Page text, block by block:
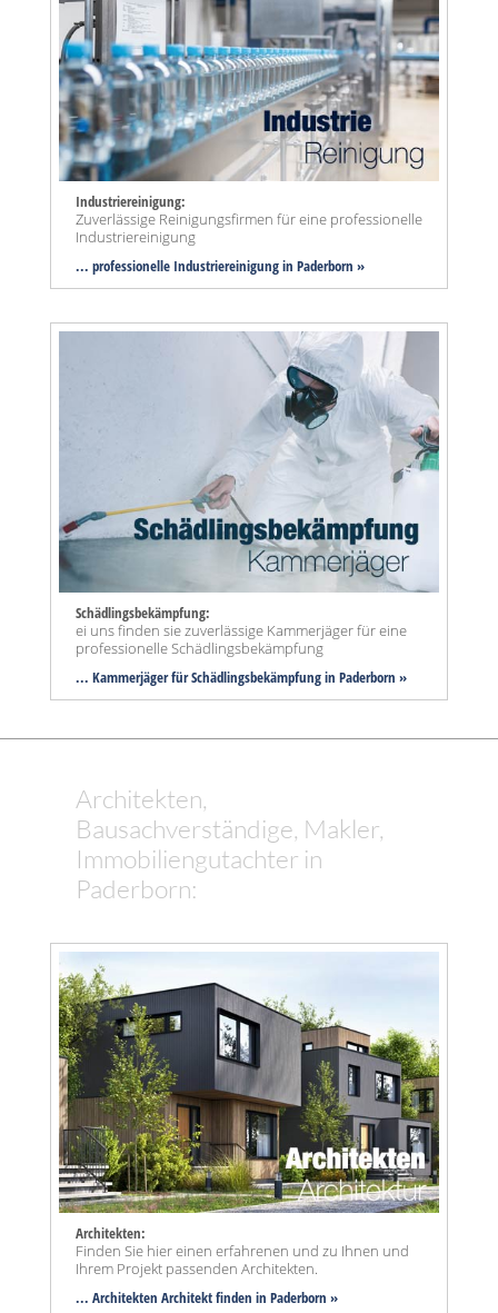
Industriereinigung:
Zuverlässige Reinigungsfirmen für eine professionelle
Industriereinigung
... professionelle Industriereinigung in Paderborn »
Schädlingsbekämpfung:
ei uns finden sie zuverlässige Kammerjäger für eine
professionelle Schädlingsbekämpfung
... Kammerjäger für Schädlingsbekämpfung in Paderborn »
Architekten,
Bausachverständige, Makler,
Immobiliengutachter in
Paderborn:
Architekten:
Finden Sie hier einen erfahrenen und zu Ihnen und
Ihrem Projekt passenden Architekten.
... Architekten Architekt finden in Paderborn »